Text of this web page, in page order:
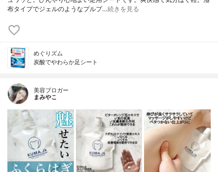
布タイプでジェルのようなプルプ…続きを見る
めぐりズム
炭酸でやわらか足シート
美容ブロガー
まみやこ